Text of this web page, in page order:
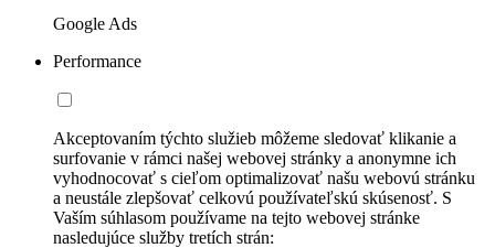
Google Ads
Performance
Akceptovaním týchto služieb môžeme sledovať klikanie a
surfovanie v rámci našej webovej stránky a anonymne ich
vyhodnocovať s cieľom optimalizovať našu webovú stránku
a neustále zlepšovať celkovú používateľskú skúsenosť. S
Vaším súhlasom používame na tejto webovej stránke
nasledujúce služby tretích strán: